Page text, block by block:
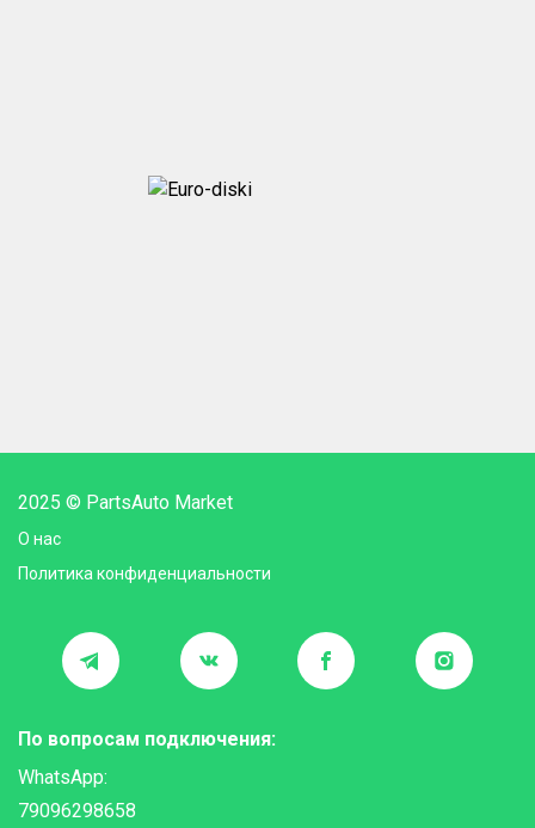
2025 © PartsAuto Market
О нас
Политика конфиденциальности
По вопросам подключения:
WhatsApp:
79096298658